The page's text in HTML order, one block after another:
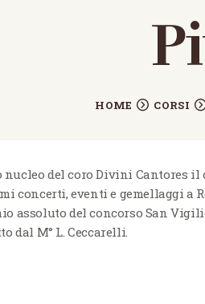
HOME CORSI
nucleo del coro Divini Cantores il
concerti, eventi e gemellaggi a
assoluto del concorso San
dal M° L. Ceccarelli.